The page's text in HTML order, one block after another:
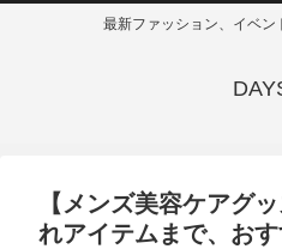
最新ファッション、イベン
【メンズ美容ケアグ
れアイテムまで、おす